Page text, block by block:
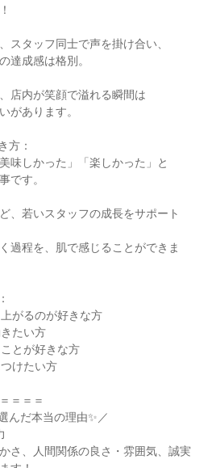
スタッフ同士で声を掛け合い、
達成感は格別。
店内が笑顔で溢れる瞬間は
があります。
方：
味しかった」「楽しかった」と
です。
、若いスタッフの成長をサポート
過程を、肌で感じることができま
がるのが好きな方
たい方
とが好きな方
けたい方
＝＝＝
んだ本当の理由✨／
さ、人間関係の良さ・雰囲気、誠実